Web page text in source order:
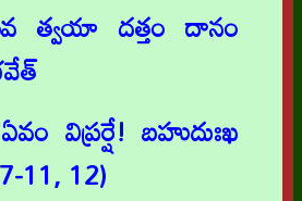
త్వయా దత్తం దానం
విప్రర్షే! బహుదుఃఖ
11, 12)